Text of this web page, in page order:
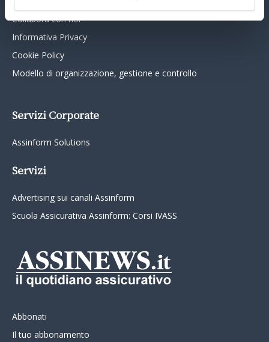
Collabora con noi
Informativa Privacy
Cookie Policy
Modello di organizzazione, gestione e controllo
Servizi Corporate
Assinform Solutions
Servizi
Advertising sui canali Assinform
Scuola Assicurativa Assinform: Corsi IVASS
Abbonati
Il tuo abbonamento